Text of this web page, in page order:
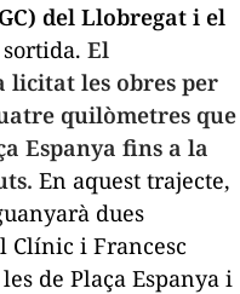
del Llobregat i el
El
licitat les obres per
quilòmetres que
Espanya fins a la
En aquest trajecte,
dues
Clínic i Francesc
de Plaça Espanya i